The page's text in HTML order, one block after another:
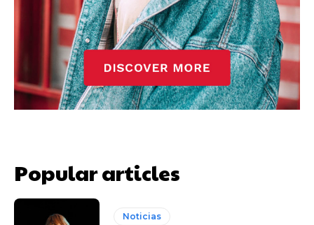
Popular articles
Noticias